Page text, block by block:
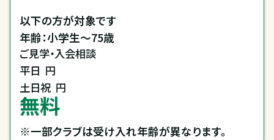
以下の方が対象です
年齢：小学生～75歳
ご見学・入会相談
平日 円
土日祝 円
無料
※一部クラブは受け入れ年齢が異なります。